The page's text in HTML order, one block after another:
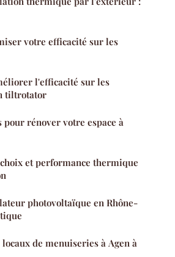
votre efficacité sur les
l'efficacité sur les
tiltrotator
rénover votre espace à
et performance thermique
photovoltaïque en Rhône-
de menuiseries à Agen à